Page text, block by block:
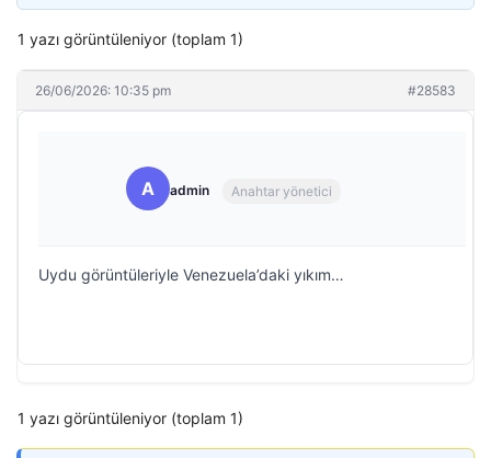
1 yazı görüntüleniyor (toplam 1)
26/06/2026: 10:35 pm #28583
A admin Anahtar yönetici
Uydu görüntüleriyle Venezuela’daki yıkım…
1 yazı görüntüleniyor (toplam 1)